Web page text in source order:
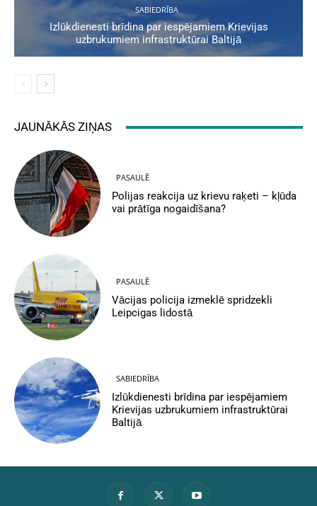
SABIEDRĪBA
Izlūkdienesti brīdina par iespējamiem Krievijas
uzbrukumiem infrastruktūrai Baltijā
JAUNĀKĀS ZIŅAS
PASAULĒ
Polijas reakcija uz krievu raķeti – kļūda
vai prātīga nogaidīšana?
PASAULĒ
Vācijas policija izmeklē spridzekli
Leipcigas lidostā
SABIEDRĪBA
Izlūkdienesti brīdina par iespējamiem
Krievijas uzbrukumiem infrastruktūrai
Baltijā